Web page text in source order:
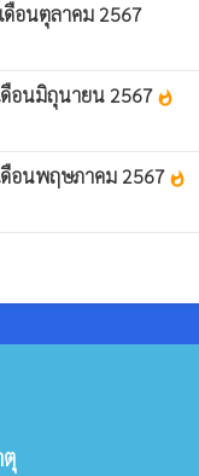
ดือนตุลาคม 2567
ดือนมิถุนายน 2567 whatshot
ดือนพฤษภาคม 2567 whatshot